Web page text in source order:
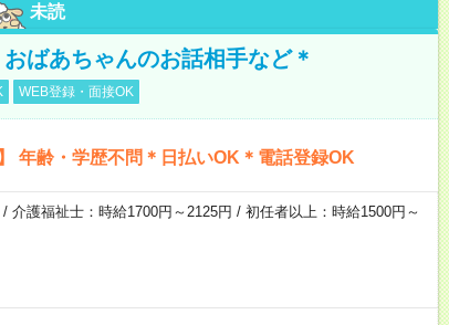
未読
ばあちゃんのお話相手など＊
WEB登録・面接OK
年齢・学歴不問＊日払いOK＊電話登録OK
介護福祉士：時給1700円～2125円 / 初任者以上：時給1500円～